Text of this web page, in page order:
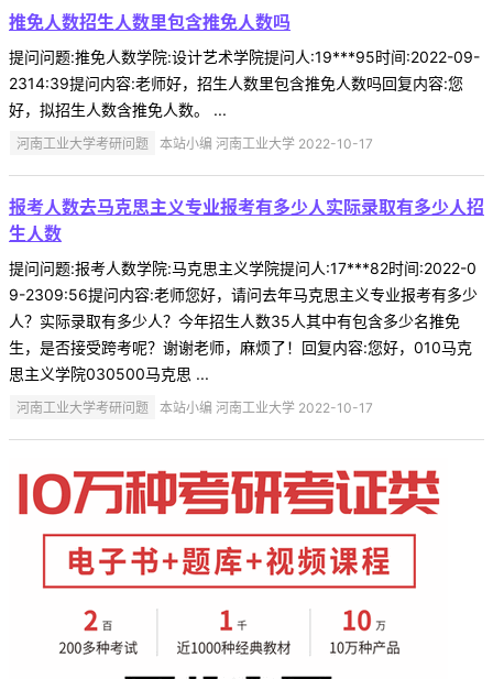
推免人数招生人数里包含推免人数吗
提问问题:推免人数学院:设计艺术学院提问人:19***95时间:2022-09-
2314:39提问内容:老师好，招生人数里包含推免人数吗回复内容:您
好，拟招生人数含推免人数。 ...
河南工业大学考研问题 本站小编 河南工业大学 2022-10-17
报考人数去马克思主义专业报考有多少人实际录取有多少人招
生人数
提问问题:报考人数学院:马克思主义学院提问人:17***82时间:2022-0
9-2309:56提问内容:老师您好，请问去年马克思主义专业报考有多少
人？实际录取有多少人？今年招生人数35人其中有包含多少名推免
生，是否接受跨考呢？谢谢老师，麻烦了！回复内容:您好，010马克
思主义学院030500马克思 ...
河南工业大学考研问题 本站小编 河南工业大学 2022-10-17